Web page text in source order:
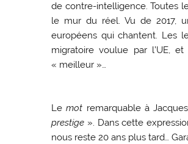
de contre-intelligence. Toutes
le mur du réel. Vu de 2017,
européens qui chantent. Les
migratoire voulue par l’UE,
« meilleur »…
Lemot remarquable à
prestige ». Dans cette
nous reste 20 ans plus tard…